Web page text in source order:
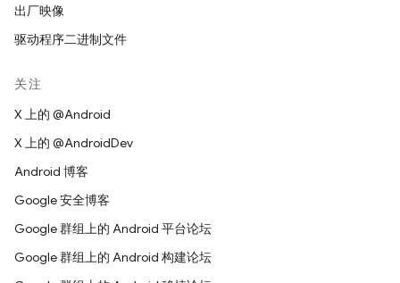
出厂映像
驱动程序二进制文件
关注
X 上的 @Android
X 上的 @AndroidDev
Android 博客
Google 安全博客
Google 群组上的 Android 平台论坛
Google 群组上的 Android 构建论坛